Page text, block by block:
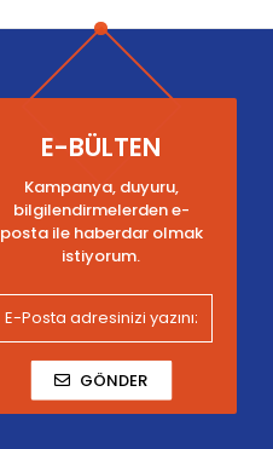
E-BÜLTEN
Kampanya, duyuru,
bilgilendirmelerden e-
posta ile haberdar olmak
istiyorum.
GÖNDER